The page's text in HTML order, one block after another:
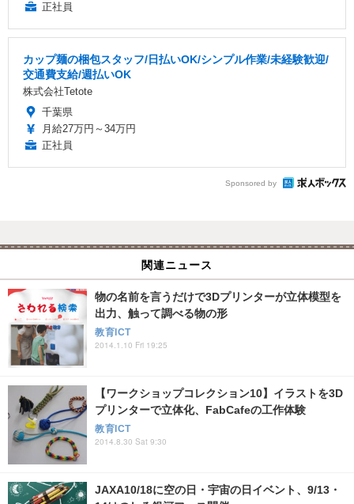
正社員
カップ麺の梱包スタッフ/日払いOK/シンプル作業/未経験歓迎/
交通費支給/週払いOK
株式会社Tetote
千葉県
月給27万円～34万円
正社員
Sponsored by
関連ニュース
物の名前を言うだけで3Dプリンターが立体模型を
出力、触って調べる物の形
教育ICT
2014.1.10 Fri 19:25
【ワークショップコレクション10】イラストを3D
プリンターで立体化、FabCafeの工作体験
教育ICT
2014.8.30 Sat 9:30
JAXA10/18に空の日・宇宙の日イベント、9/13・